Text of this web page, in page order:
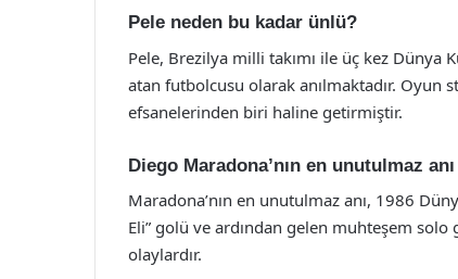
Pele neden bu kadar ünlü?
Pele, Brezilya milli takımı ile üç kez Dünya
atan futbolcusu olarak anılmaktadır.
efsanelerinden biri haline getirmiştir.
Diego Maradona’nın en unutulmaz
Maradona’nın en unutulmaz anı, 1986
Eli” golü ve ardından gelen muhteşem
olaylardır.